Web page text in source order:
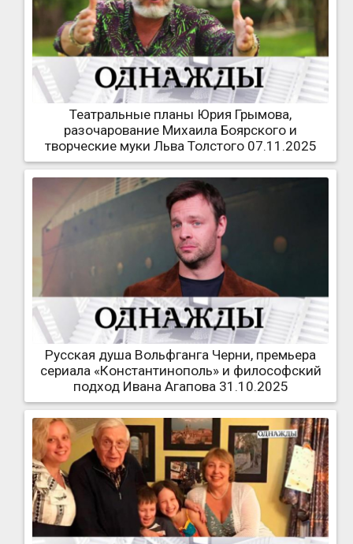
Театральные планы Юрия Грымова,
разочарование Михаила Боярского и
творческие муки Льва Толстого 07.11.2025
Русская душа Вольфганга Черни, премьера
сериала «Константинополь» и философский
подход Ивана Агапова 31.10.2025